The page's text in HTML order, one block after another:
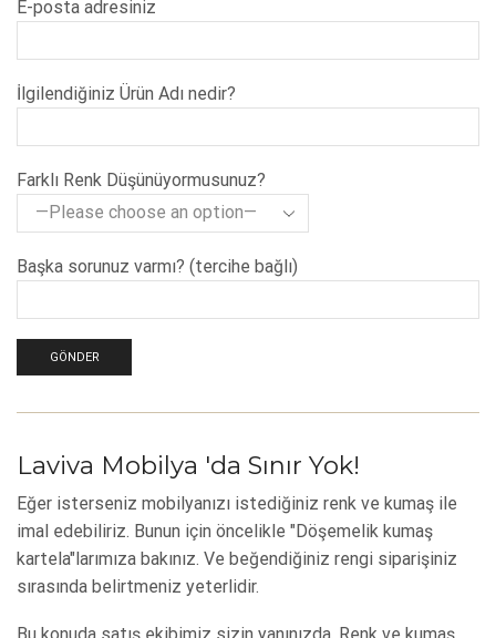
E-posta adresiniz
İlgilendiğiniz Ürün Adı nedir?
Farklı Renk Düşünüyormusunuz?
Başka sorunuz varmı? (tercihe bağlı)
Laviva Mobilya 'da Sınır Yok!
Eğer isterseniz mobilyanızı istediğiniz renk ve kumaş ile
imal edebiliriz. Bunun için öncelikle "Döşemelik kumaş
kartela"larımıza bakınız. Ve beğendiğiniz rengi siparişiniz
sırasında belirtmeniz yeterlidir.